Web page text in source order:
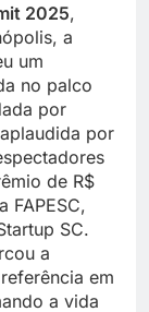
2025,
a
um
no palco
por
por
de R$
FAPESC,
SC.
a
em
a vida